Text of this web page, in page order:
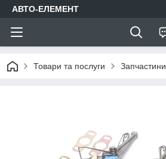
АВТО-ЕЛЕМЕНТ
Товари та послуги Запчастини